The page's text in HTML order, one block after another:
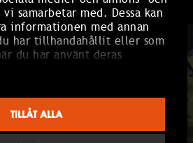
samarbetar med. Dessa kan
informationen med annan
har tillhandahållit eller som
du har använt deras
TILLÅT ALLA